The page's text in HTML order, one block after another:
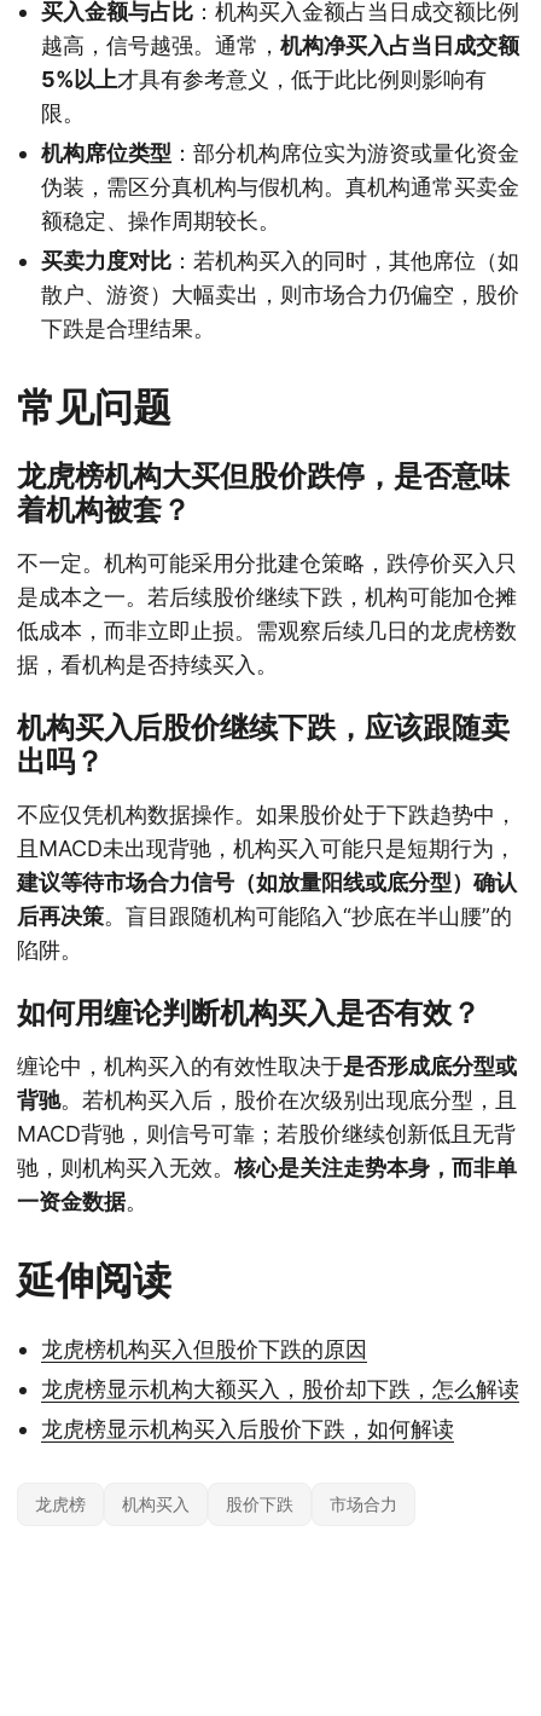
买入金额与占比 ：机构买入金额占当日成交额比例
越高，信号越强。通常， 机构净买入占当日成交额
5%以上才具有参考意义，低于此比例则影响有
限。
机构席位类型 ：部分机构席位实为游资或量化资金
伪装，需区分真机构与假机构。真机构通常买卖金
额稳定、操作周期较长。
买卖力度对比 ：若机构买入的同时，其他席位（如
散户、游资）大幅卖出，则市场合力仍偏空，股价
下跌是合理结果。
常见问题
龙虎榜机构大买但股价跌停，是否意味
着机构被套？
不一定。机构可能采用分批建仓策略，跌停价买入只
是成本之一。若后续股价继续下跌，机构可能加仓摊
低成本，而非立即止损。需观察后续几日的龙虎榜数
据，看机构是否持续买入。
机构买入后股价继续下跌，应该跟随卖
出吗？
不应仅凭机构数据操作。如果股价处于下跌趋势中，
且MACD未出现背驰，机构买入可能只是短期行为，
建议等待市场合力信号（如放量阳线或底分型）确认
后再决策。盲目跟随机构可能陷入“抄底在半山腰”的
陷阱。
如何用缠论判断机构买入是否有效？
缠论中，机构买入的有效性取决于是否形成底分型或
背驰。若机构买入后，股价在次级别出现底分型，且
MACD背驰，则信号可靠；若股价继续创新低且无背
驰，则机构买入无效。核心是关注走势本身，而非单
一资金数据。
延伸阅读
龙虎榜机构买入但股价下跌的原因
龙虎榜显示机构大额买入，股价却下跌，怎么解读
龙虎榜显示机构买入后股价下跌，如何解读
龙虎榜 机构买入 股价下跌 市场合力